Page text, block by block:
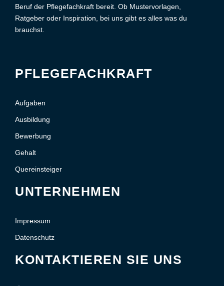
Beruf der Pflegefachkraft bereit. Ob Mustervorlagen,
Ratgeber oder Inspiration, bei uns gibt es alles was du
brauchst.
PFLEGEFACHKRAFT
Aufgaben
Ausbildung
Bewerbung
Gehalt
Quereinsteiger
UNTERNEHMEN
Impressum
Datenschutz
KONTAKTIEREN SIE UNS